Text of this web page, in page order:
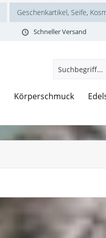
Geschenkartikel, Seife,
Schneller Versand
Körperschmuck